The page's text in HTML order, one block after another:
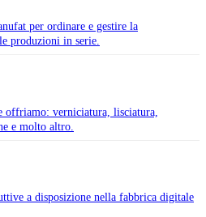
per ordinare e gestire la
produzioni in serie.
offriamo: verniciatura, lisciatura,
e molto altro.
a disposizione nella fabbrica digitale